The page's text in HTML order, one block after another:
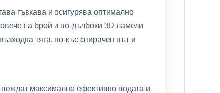
гъвкава и осигурява оптимално
на брой и по-дълбоки 3D ламели
тяга, по-къс спирачен път и
максимално ефективно водата и